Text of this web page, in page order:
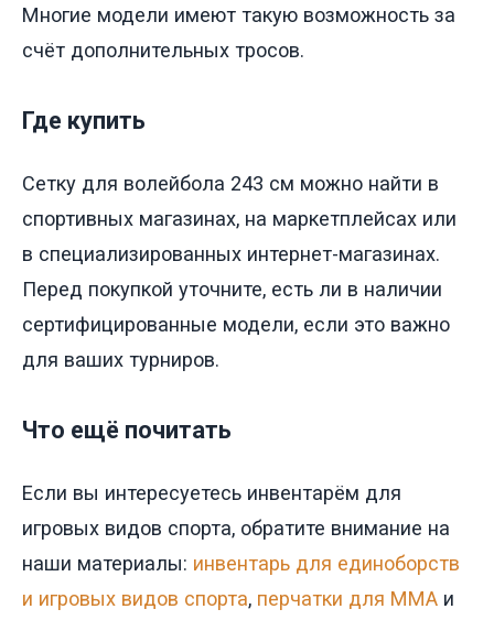
Многие модели имеют такую возможность за
счёт дополнительных тросов.
Где купить
Сетку для волейбола 243 см можно найти в
спортивных магазинах, на маркетплейсах или
в специализированных интернет-магазинах.
Перед покупкой уточните, есть ли в наличии
сертифицированные модели, если это важно
для ваших турниров.
Что ещё почитать
Если вы интересуетесь инвентарём для
игровых видов спорта, обратите внимание на
наши материалы: инвентарь для единоборств
и игровых видов спорта, перчатки для ММА и